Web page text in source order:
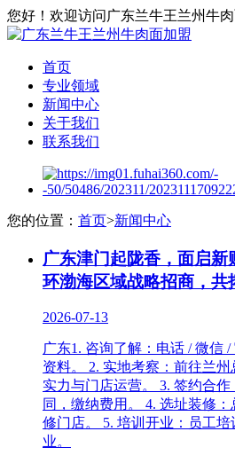
您好！欢迎访问广东兰牛王兰州牛
首页
专业领域
新闻中心
关于我们
联系我们
您的位置： 首页>新闻中心
广东津门起陇香，面启新
环渤海区域战略招商，共
2026-07-13
广东1. 咨询了解：电话 / 微信
资料。 2. 实地考察：前往兰
实力与门店运营。 3. 签约合
同，缴纳费用。 4. 选址装修
修门店。 5. 培训开业：员工
业。